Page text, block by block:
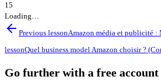
15
Loading…
Previous lessonAmazon média et publicité :
lessonQuel business model Amazon choisir ?
Go further with a free account